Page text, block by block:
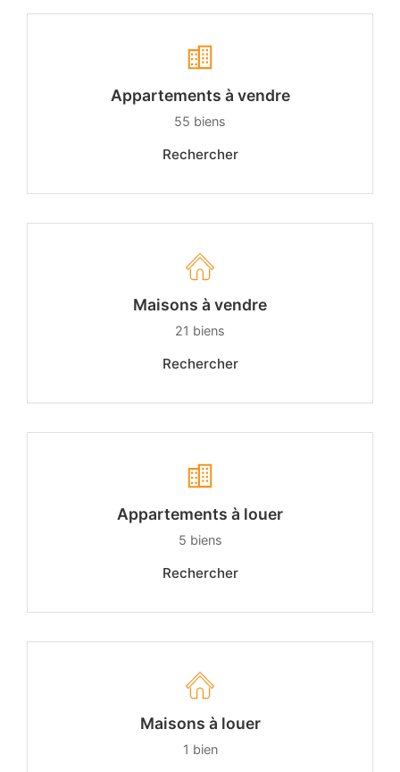
Appartements à vendre
55 biens
Rechercher
Maisons à vendre
21 biens
Rechercher
Appartements à louer
5 biens
Rechercher
Maisons à louer
1 bien